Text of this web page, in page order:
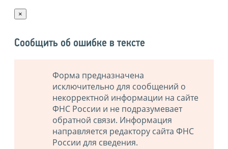
×
Сообщить об ошибке в тексте
Форма предназначена
исключительно для сообщений о
некорректной информации на сайте
ФНС России и не подразумевает
обратной связи. Информация
направляется редактору сайта ФНС
России для сведения.